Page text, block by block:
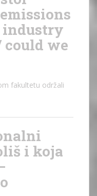
we
fakultetu održali
i koja